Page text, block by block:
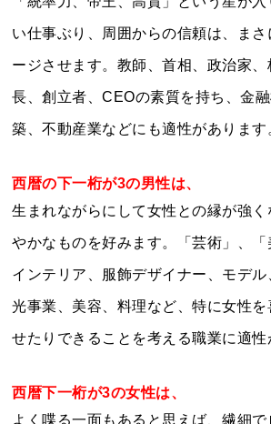
い仕事ぶり、周囲からの信頼は、まさ
ージさせます。教師、首相、政治家
長、創立者、CEOの素質を持ち、金
築、不動産業などにも適性があります
西暦の下一桁が3の男性は、
生まれながらにして女性との縁が強
やかなものを好みます。「芸術」、「
インテリア、服飾デザイナー、モデ
光事業、美容、料理など、特に女性を
せたりできることを考える職業に適性
西暦下一桁が3の女性は、
よく喋る一面もあると思えば、繊細